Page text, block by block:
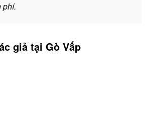
phí.
giả tại Gò Vấp